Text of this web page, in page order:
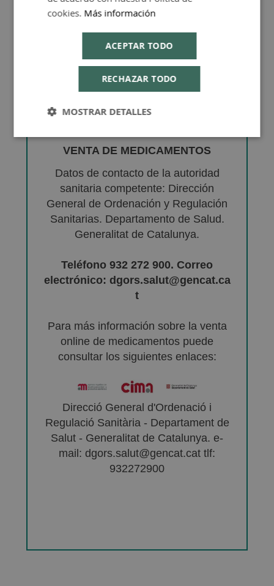
VENTA DE MEDICAMENTOS
Datos de contacto de la autoridad
sanitaria competente: Dirección
General de Ordenación y Regulación
Sanitarias. Departamento de Salud.
Generalitat de Catalunya.
Teléfono 932 272 900. Correo
electrónico: dgors.salut@gencat.ca
t
Para más información sobre la venta
online de medicamentos puede
consultar los siguientes enlaces:
Direcció General d'Ordenació i
Regulació Sanitària - Departament de
Salut - Generalitat de Catalunya. e-
mail: dgors.salut@gencat.cat tlf:
932272900
cookies. Más información
ACEPTAR TODO
RECHAZAR TODO
MOSTRAR DETALLES